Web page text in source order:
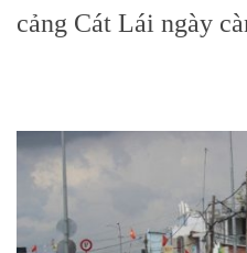
cảng Cát Lái ngày